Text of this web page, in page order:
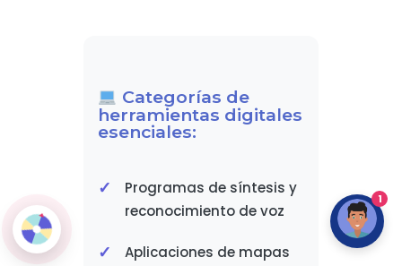
Categorías de
herramientas digitales
esenciales:
Programas de síntesis y
reconocimiento de voz
Aplicaciones de mapas
1